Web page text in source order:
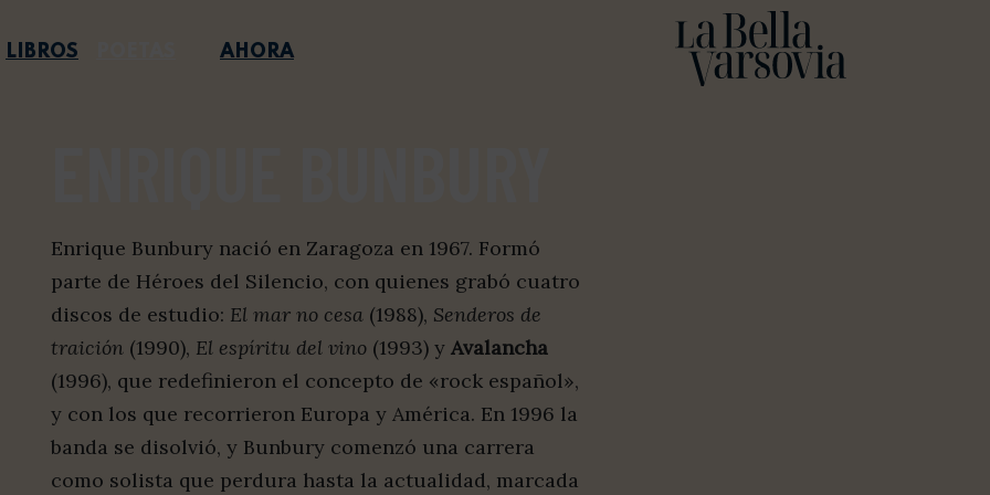
LIBROS AHORA
Enrique Bunbury nació en Zaragoza en 1967. Formó
parte de Héroes del Silencio, con quienes grabó cuatro
discos de estudio: El mar no cesa (1988), Senderos de
traición (1990), El espíritu del vino (1993) y Avalancha
(1996), que redefinieron el concepto de «rock español»,
y con los que recorrieron Europa y América. En 1996 la
banda se disolvió, y Bunbury comenzó una carrera
como solista que perdura hasta la actualidad, marcada